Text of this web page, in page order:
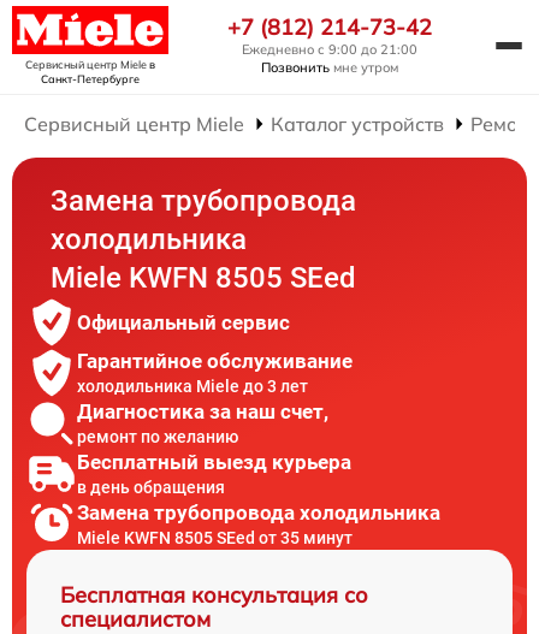
Сервисный центр Mieleв
Санкт-Петербурге
+7 (812) 214-73-42
Ежедневно с 9:00 до 21:00
Позвонить мне утром
Сервисный центр Miele Каталог устройств
Замена трубопровода
холодильника
Miele KWFN 8505 SEed
Официальный сервис
Гарантийное обслуживание
холодильника Miele до 3 лет
Диагностика за наш счет,
ремонт по желанию
Бесплатный выезд курьера
в день обращения
Замена трубопровода холодильника
Miele KWFN 8505 SEed от 35 минут
Бесплатная консультация со
специалистом